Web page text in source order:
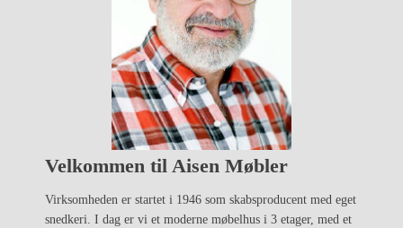
Velkommen til Aisen Møbler
Virksomheden er startet i 1946 som skabsproducent med eget
snedkeri. I dag er vi et moderne møbelhus i 3 etager, med et